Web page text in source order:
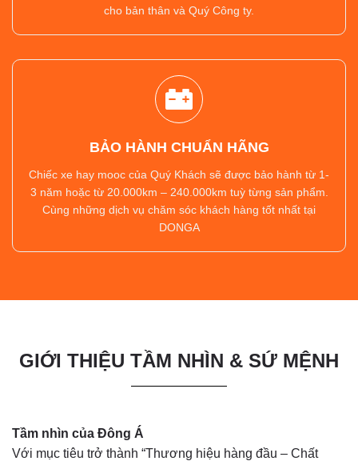
cho bản thân và Quý Công ty.
BẢO HÀNH CHUẨN HÃNG
Chiếc xe hay mooc của Quý Khách sẽ được bảo hành từ 1-
3 năm hoặc từ 20.000km – 240.000km tuỳ từng sản phẩm.
Cùng những dịch vụ chăm sóc khách hàng tốt nhất tại
DONGA
GIỚI THIỆU TẦM NHÌN & SỨ MỆNH
Tầm nhìn của Đông Á
Với mục tiêu trở thành “Thương hiệu hàng đầu – Chất